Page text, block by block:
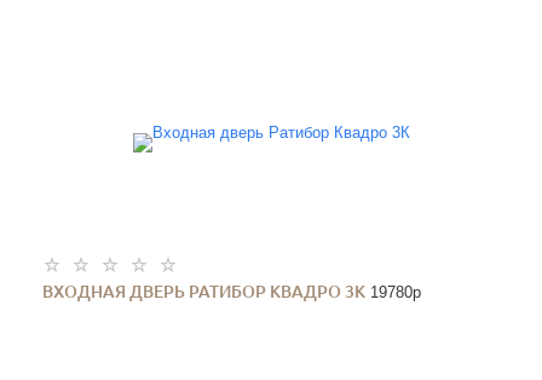
ВХОДНАЯ ДВЕРЬ РАТИБОР КВАДРО 3К 19780p